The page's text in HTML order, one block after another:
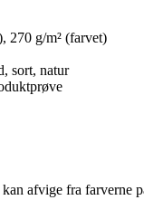
270 g/m² (farvet)
sort, natur
afvige fra farverne